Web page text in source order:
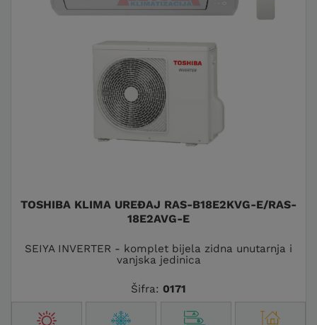
TOSHIBA KLIMA UREĐAJ RAS-B18E2KVG-E/RAS-
18E2AVG-E
SEIYA INVERTER - komplet bijela zidna unutarnja i
vanjska jedinica
Šifra: 0171